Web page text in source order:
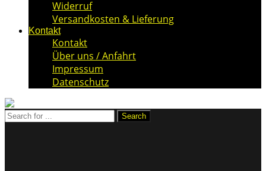
Widerruf
Versandkosten & Lieferung
Kontakt
Kontakt
Über uns / Anfahrt
Impressum
Datenschutz